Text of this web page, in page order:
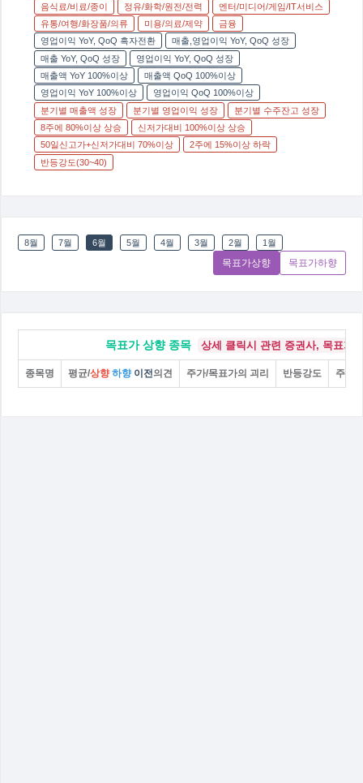
음식료/비료/종이
정유/화학/원전/전력
엔터/미디어/게임/IT서비스
유통/여행/화장품/의류
미용/의료/제약
금융
영업이익 YoY, QoQ 흑자전환
매출,영업이익 YoY, QoQ 성장
매출 YoY, QoQ 성장
영업이익 YoY, QoQ 성장
매출액 YoY 100%이상
매출액 QoQ 100%이상
영업이익 YoY 100%이상
영업이익 QoQ 100%이상
분기별 매출액 성장
분기별 영업이익 성장
분기별 수주잔고 성장
8주에 80%이상 상승
신저가대비 100%이상 상승
50일신고가+신저가대비 70%이상
2주에 15%이상 하락
반등강도(30~40)
8월 7월 6월 5월 4월 3월 2월 1월
목표가상향 목표가하향
목표가 상향 종목 상세 클릭시 관련 증권사, 목표가
종목명 평균/상향 하향 이전의견 주가/목표가의 괴리 반등강도 주가